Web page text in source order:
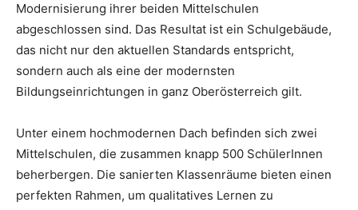
Modernisierung ihrer beiden Mittelschulen
abgeschlossen sind. Das Resultat ist ein Schulgebäude,
das nicht nur den aktuellen Standards entspricht,
sondern auch als eine der modernsten
Bildungseinrichtungen in ganz Oberösterreich gilt.
Unter einem hochmodernen Dach befinden sich zwei
Mittelschulen, die zusammen knapp 500 SchülerInnen
beherbergen. Die sanierten Klassenräume bieten einen
perfekten Rahmen, um qualitatives Lernen zu